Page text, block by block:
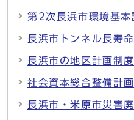
第2次長浜市環境基本
長浜市トンネル長寿
長浜市の地区計画制度
社会資本総合整備計
長浜市・米原市災害